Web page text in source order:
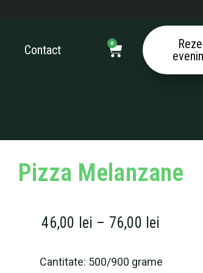
Contact
0
Cart
Pizza Melanzane
46,00 lei – 76,00 lei
Cantitate: 500/900 grame